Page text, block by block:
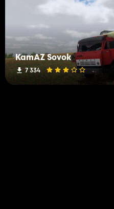
KamAZ Sovok
7 334